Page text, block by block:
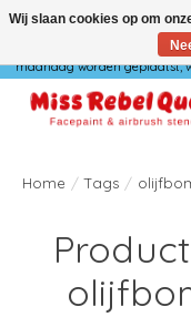
Wij verzenden niet op
maandag worden geplaatst,
Home / Tags /
Wij slaan cookies op om